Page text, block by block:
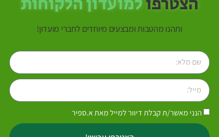
ותהנו מהטבות ומבצעים מיוחדים לחברי מועדון!
הנני מאשר/ת קבלת דיוור למייל מאת א.ספיר